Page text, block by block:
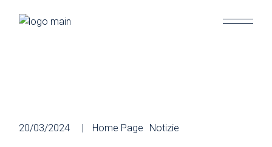
20/03/2024 Home Page Notizie